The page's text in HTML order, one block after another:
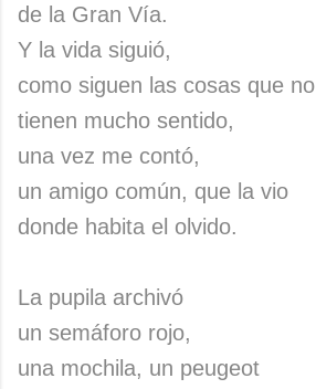
de la Gran Vía.
Y la vida siguió,
como siguen las cosas que no
tienen mucho sentido,
una vez me contó,
un amigo común, que la vio
donde habita el olvido.
La pupila archivó
un semáforo rojo,
una mochila, un peugeot